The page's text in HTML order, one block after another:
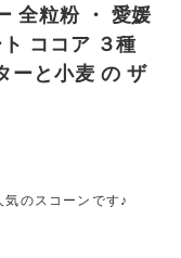
全粒粉 ・ 愛媛
ココア ３種
ーと小麦 の ザ
のスコーンです♪